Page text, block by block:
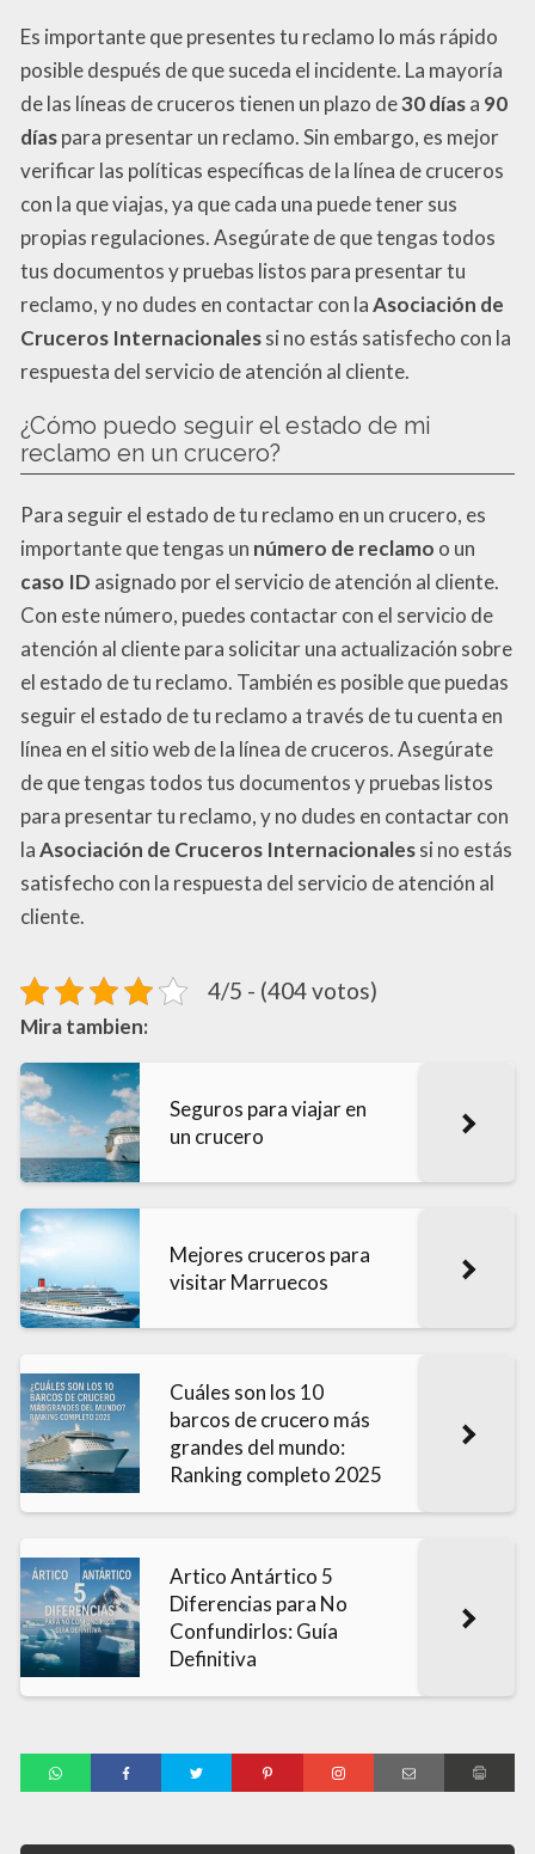
Es importante que presentes tu reclamo lo más rápido
posible después de que suceda el incidente. La mayoría
de las líneas de cruceros tienen un plazo de30 díasa 90
díaspara presentar un reclamo. Sin embargo, es mejor
verificar las políticas específicas de la línea de cruceros
con la que viajas, ya que cada una puede tener sus
propias regulaciones. Asegúrate de que tengas todos
tus documentos y pruebas listos para presentar tu
reclamo, y no dudes en contactar con laAsociación de
Cruceros Internacionalessi no estás satisfecho con la
respuesta del servicio de atención al cliente.
¿Cómo puedo seguir el estado de mi
reclamo en un crucero?
Para seguir el estado de tu reclamo en un crucero, es
importante que tengas un número de reclamo o un
caso ID asignado por el servicio de atención al cliente.
Con este número, puedes contactar con el servicio de
atención al cliente para solicitar una actualización sobre
el estado de tu reclamo. También es posible que puedas
seguir el estado de tu reclamo a través de tu cuenta en
línea en el sitio web de la línea de cruceros. Asegúrate
de que tengas todos tus documentos y pruebas listos
para presentar tu reclamo, y no dudes en contactar con
laAsociación de Cruceros Internacionalessi no estás
satisfecho con la respuesta del servicio de atención al
cliente.
4/5 - (404 votos)
Mira tambien:
Seguros para viajar en
un crucero
Mejores cruceros para
visitar Marruecos
Cuáles son los 10
barcos de crucero más
grandes del mundo:
Ranking completo 2025
Artico Antártico 5
Diferencias para No
Confundirlos: Guía
Definitiva